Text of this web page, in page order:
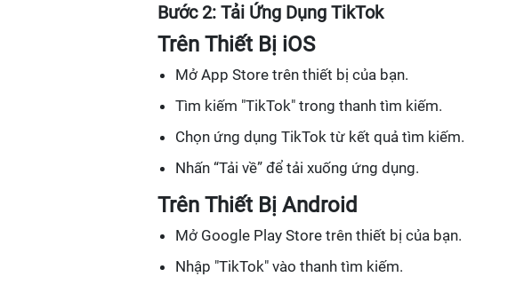
Bước 2: Tải Ứng Dụng TikTok
Trên Thiết Bị iOS
Mở App Store trên thiết bị của bạn.
Tìm kiếm "TikTok" trong thanh tìm kiếm.
Chọn ứng dụng TikTok từ kết quả tìm kiếm.
Nhấn “Tải về” để tải xuống ứng dụng.
Trên Thiết Bị Android
Mở Google Play Store trên thiết bị của bạn.
Nhập "TikTok" vào thanh tìm kiếm.